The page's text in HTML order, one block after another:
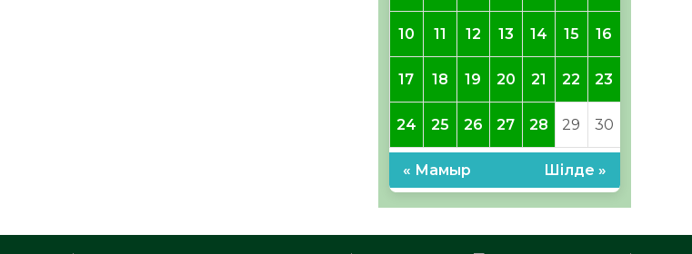
10 11 12 13 14 15 16
17 18 19 20 21 22 23
24 25 26 27 28 29 30
« Мамыр Шілде »